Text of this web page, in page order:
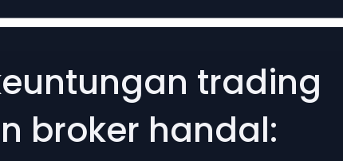
trading
broker handal: